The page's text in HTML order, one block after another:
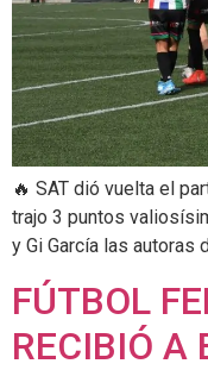
🔥 SAT dió vuelta el
trajo 3 puntos
y Gi García las autoras
FÚTBOL
RECIBIÓ A